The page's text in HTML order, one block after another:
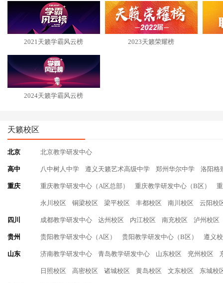
2021天籁学霸风云榜 2023天籁荣耀榜
2024天籁学霸风云榜
天籁校区
北京 北京教学研发中心
高中 八中树人中学 遵义天籁艺术高级中学 郑州华尔中学 洛阳格
重庆 重庆教学研发中心（A区总部） 重庆教学研发中心（B区）
永川校区 铜梁校区 梁平校区 丰都校区 南川校区 云阳校
四川 成都教学研发中心 达州校区 内江校区 南充校区 泸州校区
贵州 贵阳教学研发中心（A区） 贵阳教学研发中心（B区） 遵义
山东 济南教学研发中心 青岛教学研发中心 山东校区 兖州校区
日照校区 高密校区 诸城校区 黄岛校区 文东校区 东城校